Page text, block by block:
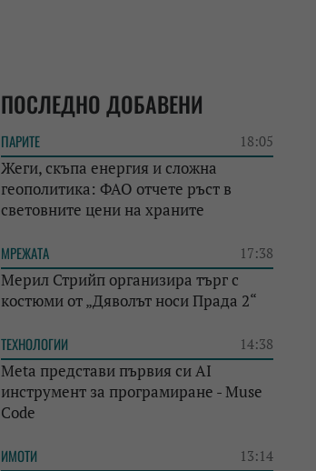
ПОСЛЕДНО ДОБАВЕНИ
ПАРИТЕ 18:05
Жеги, скъпа енергия и сложна
геополитика: ФАО отчете ръст в
световните цени на храните
МРЕЖАТА 17:38
Мерил Стрийп организира търг с
костюми от „Дяволът носи Прада 2“
ТЕХНОЛОГИИ 14:38
Meta представи първия си AI
инструмент за програмиране - Muse
Code
ИМОТИ 13:14